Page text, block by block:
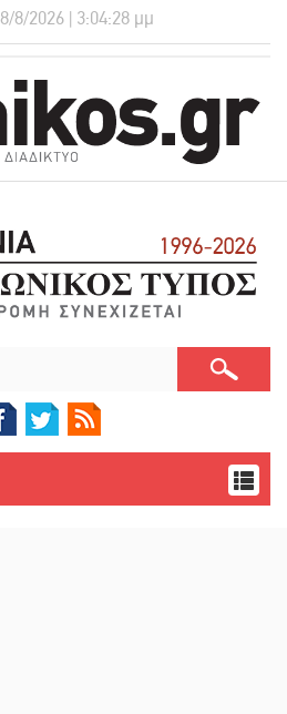
8/2026 | 3:04:29 μμ